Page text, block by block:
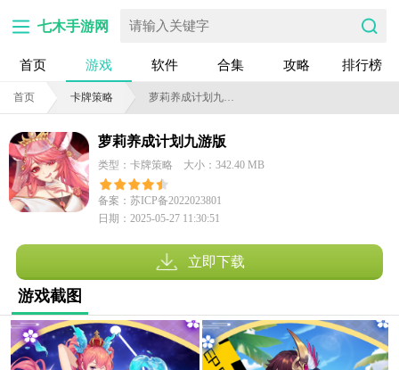
七木手游网
首页 游戏 软件 合集 攻略 排行榜
首页 卡牌策略 萝莉养成计划九游版
萝莉养成计划九游版
类型：卡牌策略 大小：342.40 MB
备案：苏ICP备2022023801
号-5A
日期：2025-05-27 11:30:51
立即下载
游戏截图